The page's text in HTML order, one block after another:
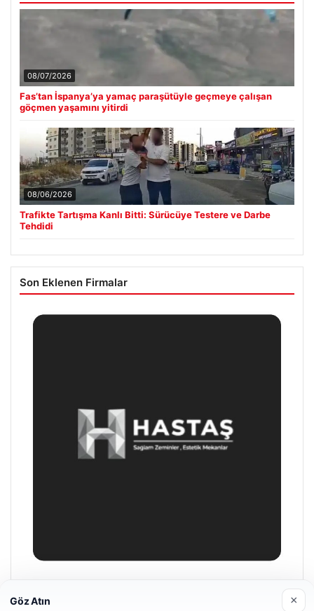
08/07/2026
Fas’tan İspanya’ya yamaç paraşütüyle geçmeye çalışan
göçmen yaşamını yitirdi
08/06/2026
Trafikte Tartışma Kanlı Bitti: Sürücüye Testere ve Darbe
Tehdidi
Son Eklenen Firmalar
04/29/2026
Göz Atın ×